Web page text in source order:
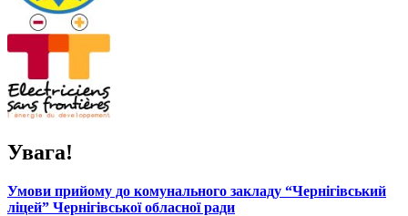
Увага!
Умови прийому до комунального закладу “Чернігівський
ліцей” Чернігівської обласної ради